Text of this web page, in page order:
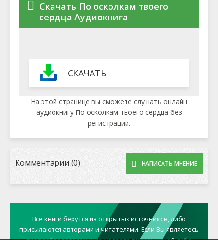
Скачать По осколкам твоего
сердца Аудиокнига
СКАЧАТЬ
На этой странице вы сможете слушать онлайн
аудиокнигу По осколкам твоего сердца без
регистрации.
Комментарии (0) НАПИСАТЬ МНЕНИЕ
Все книги берутся из открытых источников, либо
присылаются авторами и читателями. Если Вы являетесь